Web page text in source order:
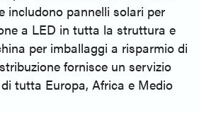
includono pannelli solari per
a LED in tutta la struttura e
per imballaggi a risparmio di
fornisce un servizio
tutta Europa, Africa e Medio